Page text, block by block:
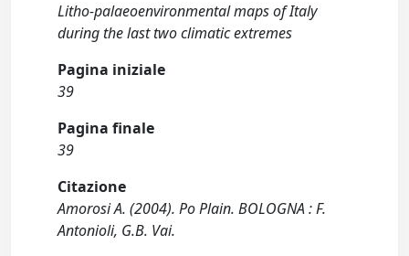
Litho-palaeoenvironmental maps of Italy
during the last two climatic extremes
Pagina iniziale
39
Pagina finale
39
Citazione
Amorosi A. (2004). Po Plain. BOLOGNA : F.
Antonioli, G.B. Vai.